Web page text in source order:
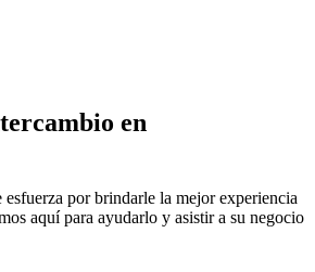
en
por brindarle la mejor experiencia
aquí para ayudarlo y asistir a su negocio